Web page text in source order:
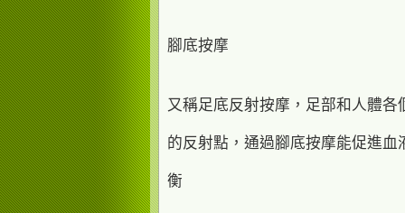
腳底按摩
又稱足底反射按摩，足部和人體各
的反射點，通過腳底按摩能促進血
衡